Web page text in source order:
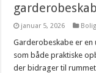
garderobeskab
januar 5, 2026
Garderobeskabe er
som både praktiske
der bidrager til